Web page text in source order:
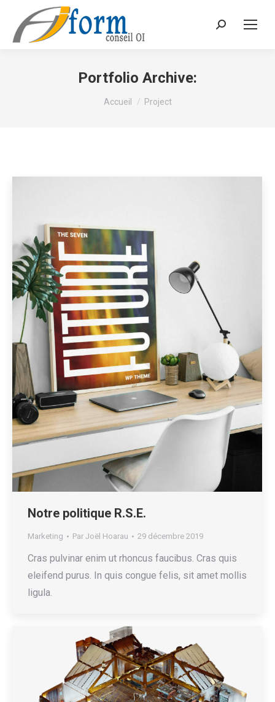
Recherche
Portfolio Archive:
Vous êtes ici :
Accueil Project
Notre politique R.S.E.
Marketing Par Joël Hoarau 29 décembre 2019
Cras pulvinar enim ut rhoncus faucibus. Cras quis
eleifend purus. In quis congue felis, sit amet mollis
ligula.